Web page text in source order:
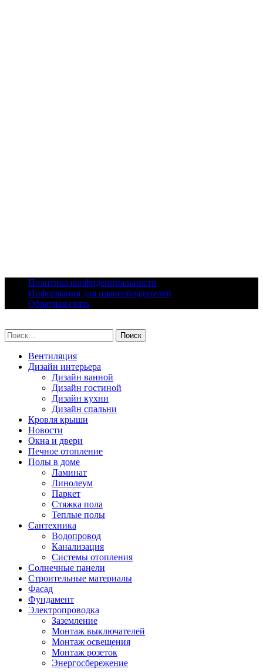
content
Политика конфиденциальности
Информация для правообладателей
Обратная связь
Найти:
Вентиляция
Дизайн интерьера
Дизайн ванной
Дизайн гостиной
Дизайн кухни
Дизайн спальни
Кровля крыши
Новости
Окна и двери
Печное отопление
Полы в доме
Ламинат
Линолеум
Паркет
Стяжка пола
Теплые полы
Сантехника
Водопровод
Канализация
Системы отопления
Солнечные панели
Строительные материалы
Фасад
Фундамент
Электропроводка
Заземление
Монтаж выключателей
Монтаж освещения
Монтаж розеток
Энергосбережение